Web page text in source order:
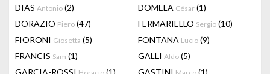
DIAS Antonio (2) DOMELA César (1)
DORAZIO Piero (47) FERMARIELLO Sergio (10)
FIORONI Giosetta (5) FONTANA Lucio (9)
FRANCIS Sam (1) GALLI Aldo (5)
GARCIA-ROSSI
(1) GASTINI
(1)